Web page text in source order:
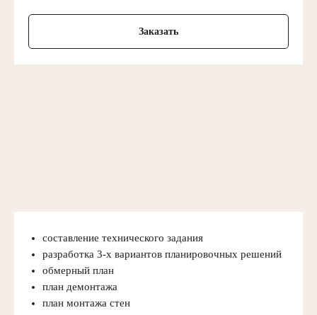
Заказать
составление технического задания
разработка 3-х вариантов планировочных решений
обмерный план
план демонтажа
план монтажа стен